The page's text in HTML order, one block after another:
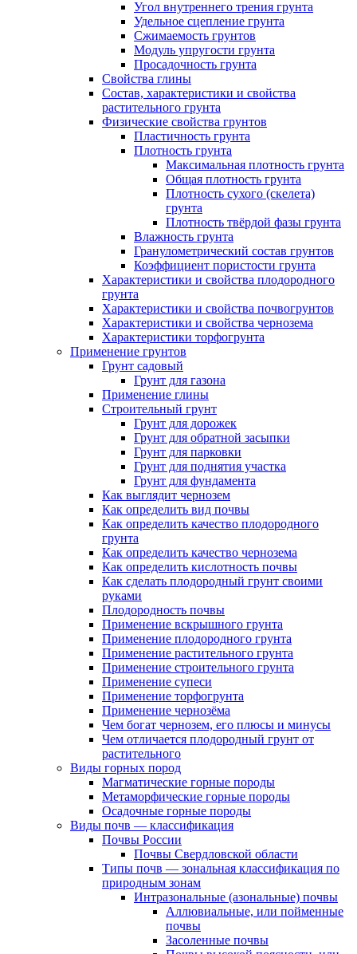
Угол внутреннего трения грунта
Удельное сцепление грунта
Cжимаемость грунтов
Модуль упругости грунта
Просадочность грунта
Свойства глины
Состав, характеристики и свойства
растительного грунта
Физические свойства грунтов
Пластичность грунта
Плотность грунта
Максимальная плотность грунта
Общая плотность грунта
Плотность сухого (скелета)
грунта
Плотность твёрдой фазы грунта
Влажность грунта
Гранулометрический состав грунтов
Коэффициент пористости грунта
Характеристики и свойства плодородного
грунта
Характеристики и свойства почвогрунтов
Характеристики и свойства чернозема
Характеристики торфогрунта
Применение грунтов
Грунт садовый
Грунт для газона
Применение глины
Строительный грунт
Грунт для дорожек
Грунт для обратной засыпки
Грунт для парковки
Грунт для поднятия участка
Грунт для фундамента
Как выглядит чернозем
Как определить вид почвы
Как определить качество плодородного
грунта
Как определить качество чернозема
Как определить кислотность почвы
Как сделать плодородный грунт своими
руками
Плодородность почвы
Применение вскрышного грунта
Применение плодородного грунта
Применение растительного грунта
Применение строительного грунта
Применение супеси
Применение торфогрунта
Применение чернозёма
Чем богат чернозем, его плюсы и минусы
Чем отличается плодородный грунт от
растительного
Виды горных пород
Магматические горные породы
Метаморфические горные породы
Осадочные горные породы
Виды почв — классификация
Почвы России
Почвы Свердловской области
Типы почв — зональная классификация по
природным зонам
Интразональные (азональные) почвы
Аллювиальные, или пойменные
почвы
Засоленные почвы